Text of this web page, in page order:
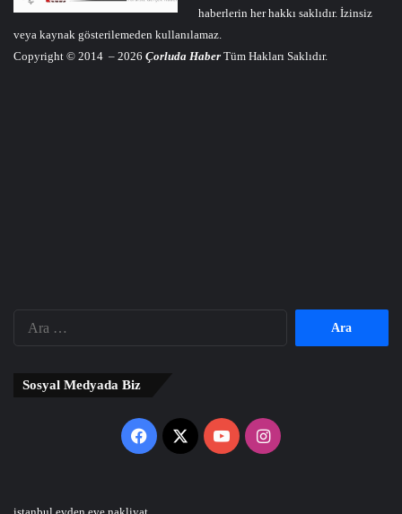
haberlerin her hakkı saklıdır. İzinsiz
veya kaynak gösterilemeden kullanılamaz.
Copyright © 2014 – 2026 Çorluda Haber Tüm Hakları Saklıdır.
Sosyal Medyada Biz
Facebook
X YouTubeInstagram